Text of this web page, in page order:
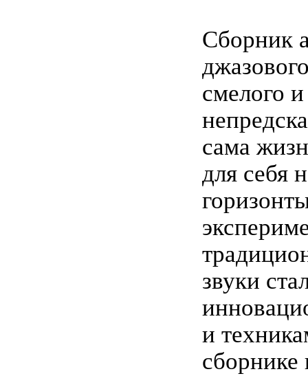
Сборник
смелого и
сама
для себя
звуки
и
сборнике